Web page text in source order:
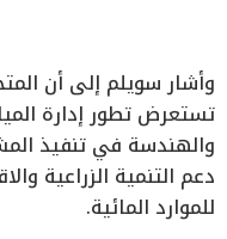
وأشار سويلم إلى أن
تستعرض تطور إدارة
والهندسة في تنفيذ
دعم التنمية الزراعية
للموارد المائية.